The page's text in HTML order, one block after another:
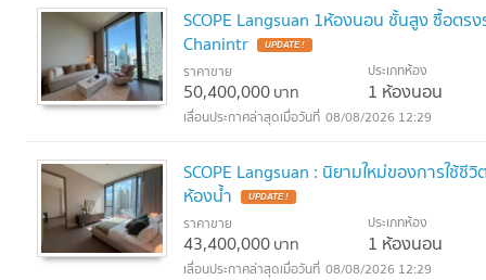
SCOPE Langsuan 1ห้องนอน ชั้นสูง ซื้อตร
Chanintr
UPDATE !
ราคาขาย
50,400,000บาท
ประเภทห้อง
1 ห้องนอน
08/08/2026 12:29
SCOPE Langsuan : นิยามใหม่ของการใช้
ห้องน้ำ
UPDATE !
ราคาขาย
43,400,000บาท
ประเภทห้อง
1 ห้องนอน
08/08/2026 12:29